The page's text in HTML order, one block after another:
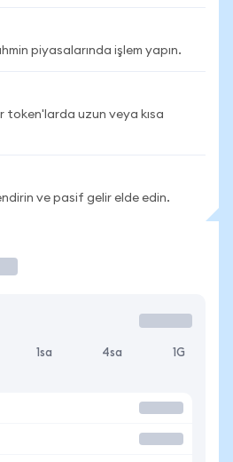
piyasalarında işlem yapın.
token'larda uzun veya kısa
ve pasif gelir elde edin.
1sa 4sa 1G